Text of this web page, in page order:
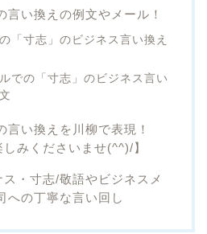
言い換えの例文やメール！
「寸志」のビジネス言い換え
での「寸志」のビジネス言い
言い換えを川柳で表現！
しみくださいませ(^^)/】
・寸志/敬語やビジネスメ
への丁寧な言い回し